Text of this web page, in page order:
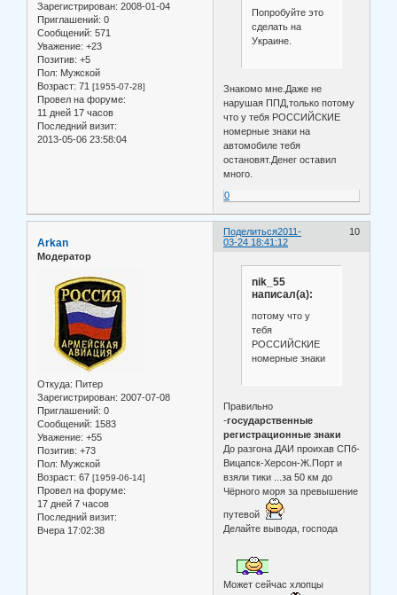
Зарегистрирован: 2008-01-04
Приглашений: 0
Сообщений: 571
Уважение: +23
Позитив: +5
Пол: Мужской
Возраст: 71 [1955-07-28]
Провел на форуме:
11 дней 17 часов
Последний визит:
2013-05-06 23:58:04
Попробуйте это
сделать на
Украине.
Знакомо мне.Даже не
нарушая ППД,только потому
что у тебя РОССИЙСКИЕ
номерные знаки на
автомобиле тебя
остановят.Денег оставил
много.
0
Поделиться 10
2011-
03-24 18:41:12
Arkan
Модератор
Откуда: Питер
Зарегистрирован: 2007-07-08
Приглашений: 0
Сообщений: 1583
Уважение: +55
Позитив: +73
Пол: Мужской
Возраст: 67 [1959-06-14]
Провел на форуме:
17 дней 7 часов
Последний визит:
Вчера 17:02:38
nik_55
написал(а):
потому что у
тебя
РОССИЙСКИЕ
номерные знаки
Правильно
-государственные
регистрационные знаки
До разгона ДАИ проихав СПб-
Вицапск-Херсон-Ж.Порт и
взяли тики ...за 50 км до
Чёрного моря за превышение
путевой
Делайте вывода, господа
Может сейчас хлопцы